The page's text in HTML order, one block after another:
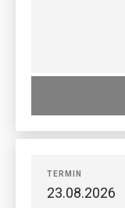
TERMIN
23.08.2026